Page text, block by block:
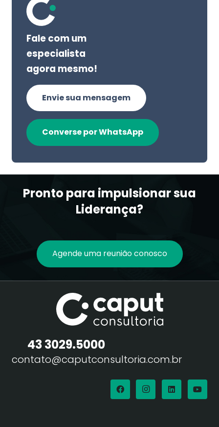
Fale com um
especialista
agora mesmo!
Envie sua mensagem
Converse por WhatsApp
Pronto para impulsionar sua
Liderança?
Agende uma reunião conosco
43 3029.5000
contato@caputconsultoria.com.br